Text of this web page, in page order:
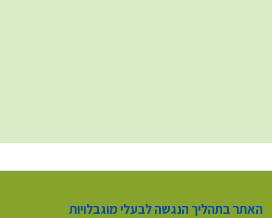
האתר בתהליך הנגשה לבעלי מוגבלויות